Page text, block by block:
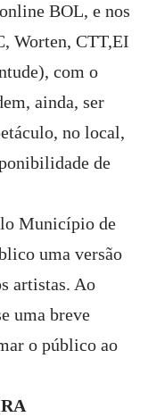
BOL, e nos
Worten, CTT,EI
com o
ainda, ser
no local,
de
Município de
uma versão
artistas. Ao
uma breve
o público ao